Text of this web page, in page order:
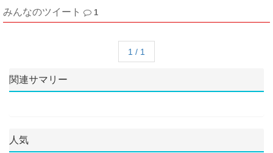
みんなのツイート 1
1 / 1
関連サマリー
人気